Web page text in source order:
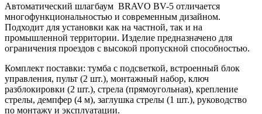
Автоматический шлагбаум BRAVO BV-5 отличается
многофункциональностью и современным дизайном.
Подходит для установки как на частной, так и на
промышленной территории. Изделие предназначено для
ограничения проездов с высокой пропускной способностью.
Комплект поставки: тумба с подсветкой, встроенный блок
управления, пульт (2 шт.), монтажный набор, ключ
разблокировки (2 шт.), стрела (прямоугольная), крепление
стрелы, демпфер (4 м), заглушка стрелы (1 шт.), руководство
по монтажу и эксплуатации.